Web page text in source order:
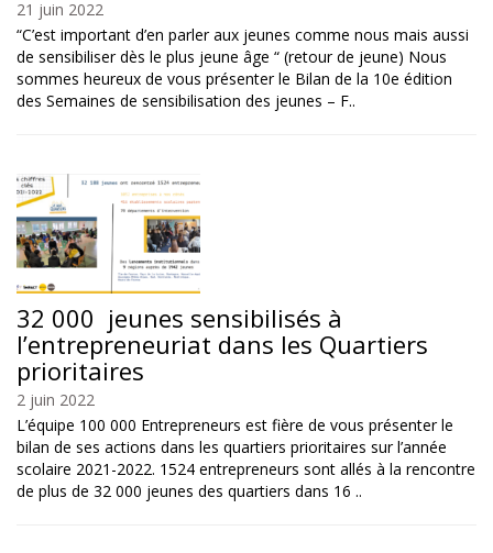
21 juin 2022
“C’est important d’en parler aux jeunes comme nous mais aussi
de sensibiliser dès le plus jeune âge “ (retour de jeune) Nous
sommes heureux de vous présenter le Bilan de la 10e édition
des Semaines de sensibilisation des jeunes – F..
32 000 jeunes sensibilisés à
l’entrepreneuriat dans les Quartiers
prioritaires
2 juin 2022
L’équipe 100 000 Entrepreneurs est fière de vous présenter le
bilan de ses actions dans les quartiers prioritaires sur l’année
scolaire 2021-2022. 1524 entrepreneurs sont allés à la rencontre
de plus de 32 000 jeunes des quartiers dans 16 ..